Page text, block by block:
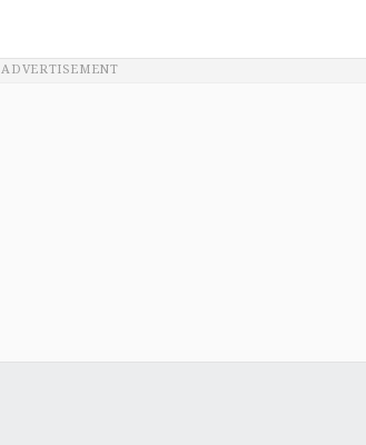
ADVERTISEMENT